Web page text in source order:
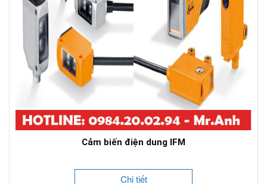
Cảm biến điện dung IFM
Chi tiết